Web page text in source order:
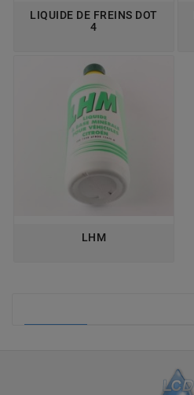
LIQUIDE DE FREINS DOT
4
LHM